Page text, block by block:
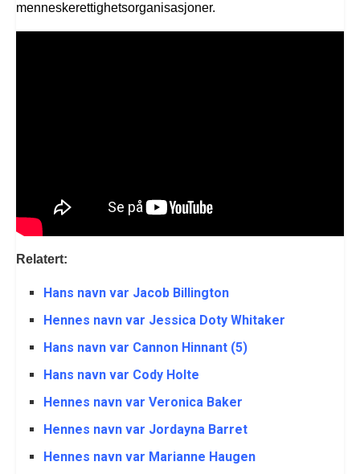
menneskerettighetsorganisasjoner.
Relatert:
Hans navn var Jacob Billington
Hennes navn var Jessica Doty Whitaker
Hans navn var Cannon Hinnant (5)
Hans navn var Cody Holte
Hennes navn var Veronica Baker
Hennes navn var Jordayna Barret
Hennes navn var Marianne Haugen